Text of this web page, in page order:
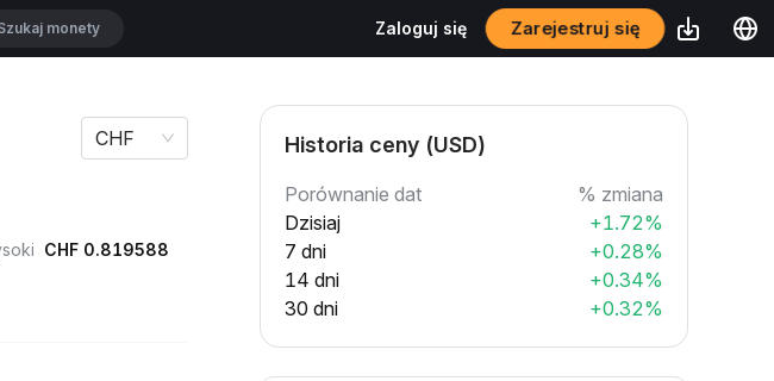
Zaloguj się Zarejestruj się
CHF
CHF 0.819588
Historia ceny (USD)
Porównanie dat
% zmiana
Dzisiaj
+1.72%
7 dni
+0.28%
14 dni
+0.34%
30 dni
+0.32%